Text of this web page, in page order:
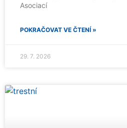
Asociací
POKRAČOVAT VE ČTENÍ »
29. 7. 2026